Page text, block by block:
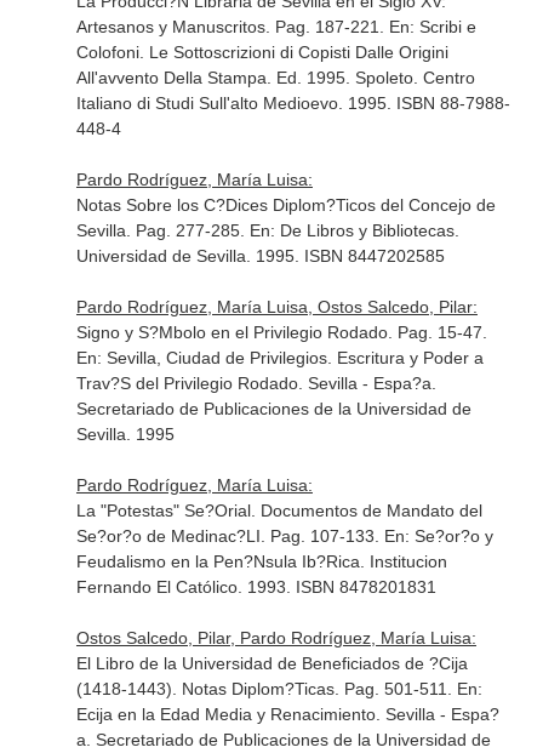
Artesanos y Manuscritos. Pag. 187-221. En: Scribi e
Colofoni. Le Sottoscrizioni di Copisti Dalle Origini
All'avvento Della Stampa . Ed. 1995. Spoleto. Centro
Italiano di Studi Sull'alto Medioevo. 1995. ISBN 88-7988-
448-4
Pardo Rodríguez, María Luisa:
Notas Sobre los C?Dices Diplom?Ticos del Concejo de
Sevilla. Pag. 277-285. En: De Libros y Bibliotecas.
Universidad de Sevilla. 1995. ISBN 8447202585
Pardo Rodríguez, María Luisa, Ostos Salcedo, Pilar:
Signo y S?Mbolo en el Privilegio Rodado. Pag. 15-47.
En: Sevilla, Ciudad de Privilegios. Escritura y Poder a
Trav?S del Privilegio Rodado. Sevilla - Espa?a.
Secretariado de Publicaciones de la Universidad de
Sevilla. 1995
Pardo Rodríguez, María Luisa:
La "Potestas" Se?Orial. Documentos de Mandato del
Se?or?o de Medinac?LI. Pag. 107-133. En: Se?or?o y
Feudalismo en la Pen?Nsula Ib?Rica . Institucion
Fernando El Católico. 1993. ISBN 8478201831
Ostos Salcedo, Pilar, Pardo Rodríguez, María Luisa:
El Libro de la Universidad de Beneficiados de ?Cija
(1418-1443). Notas Diplom?Ticas. Pag. 501-511. En:
Ecija en la Edad Media y Renacimiento. Sevilla - Espa?
a. Secretariado de Publicaciones de la Universidad de